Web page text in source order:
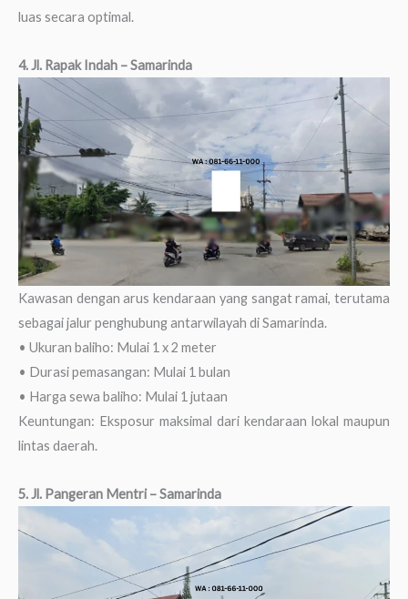
luas secara optimal.
4. Jl. Rapak Indah – Samarinda
Kawasan dengan arus kendaraan yang sangat ramai, terutama
sebagai jalur penghubung antarwilayah di Samarinda.
• Ukuran baliho: Mulai 1 x 2 meter
• Durasi pemasangan: Mulai 1 bulan
• Harga sewa baliho: Mulai 1 jutaan
Keuntungan: Eksposur maksimal dari kendaraan lokal maupun
lintas daerah.
5. Jl. Pangeran Mentri – Samarinda